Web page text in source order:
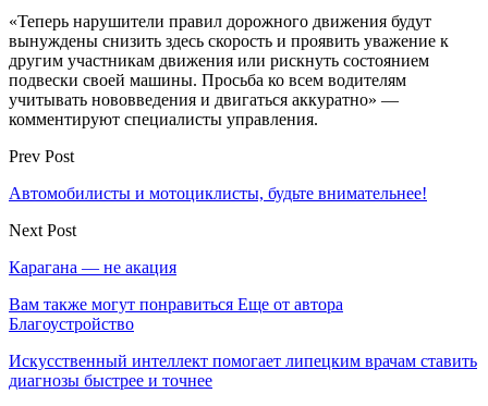
«Теперь нарушители правил дорожного движения будут
вынуждены снизить здесь скорость и проявить уважение к
другим участникам движения или рискнуть состоянием
подвески своей машины. Просьба ко всем водителям
учитывать нововведения и двигаться аккуратно» —
комментируют специалисты управления.
Prev Post
Автомобилисты и мотоциклисты, будьте внимательнее!
Next Post
Карагана — не акация
Вам также могут понравиться Еще от автора
Благоустройство
Искусственный интеллект помогает липецким врачам ставить
диагнозы быстрее и точнее